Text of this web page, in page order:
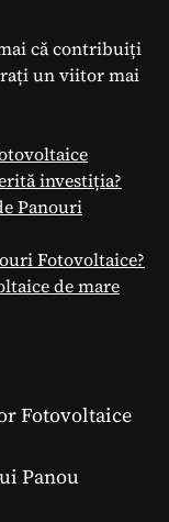
că contribuiți
un viitor mai
investiția?
Panouri
Fotovoltaice?
de mare
Fotovoltaice
Panou